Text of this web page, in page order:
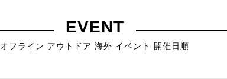
EVENT
オフライン アウトドア 海外 イベント 開催日順